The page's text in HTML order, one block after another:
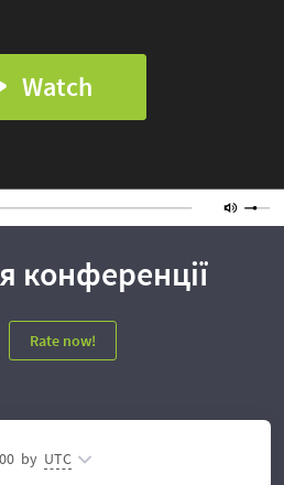
Watch
конференції
Rate now!
by UTC